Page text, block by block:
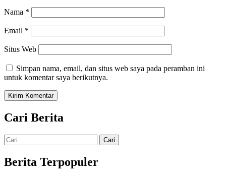
Nama *
Email *
Situs Web
Simpan nama, email, dan situs web saya pada peramban ini
untuk komentar saya berikutnya.
Cari Berita
Cari
untuk:
Berita Terpopuler